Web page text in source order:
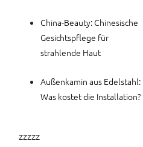
China-Beauty: Chinesische
Gesichtspflege für
strahlende Haut
Außenkamin aus Edelstahl:
Was kostet die Installation?
zzzzz